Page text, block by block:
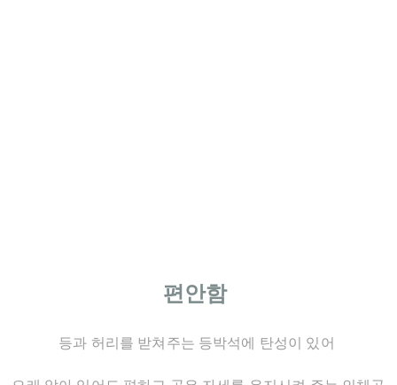
편안함
등과 허리를 받쳐주는 등박석에 탄성이 있어